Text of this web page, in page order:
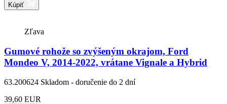
Kúpiť
Zľava
Gumové rohože so zvýšeným okrajom, Ford
Mondeo V, 2014-2022, vrátane Vignale a Hybrid
63.200624 Skladom - doručenie do 2 dní
39,60 EUR